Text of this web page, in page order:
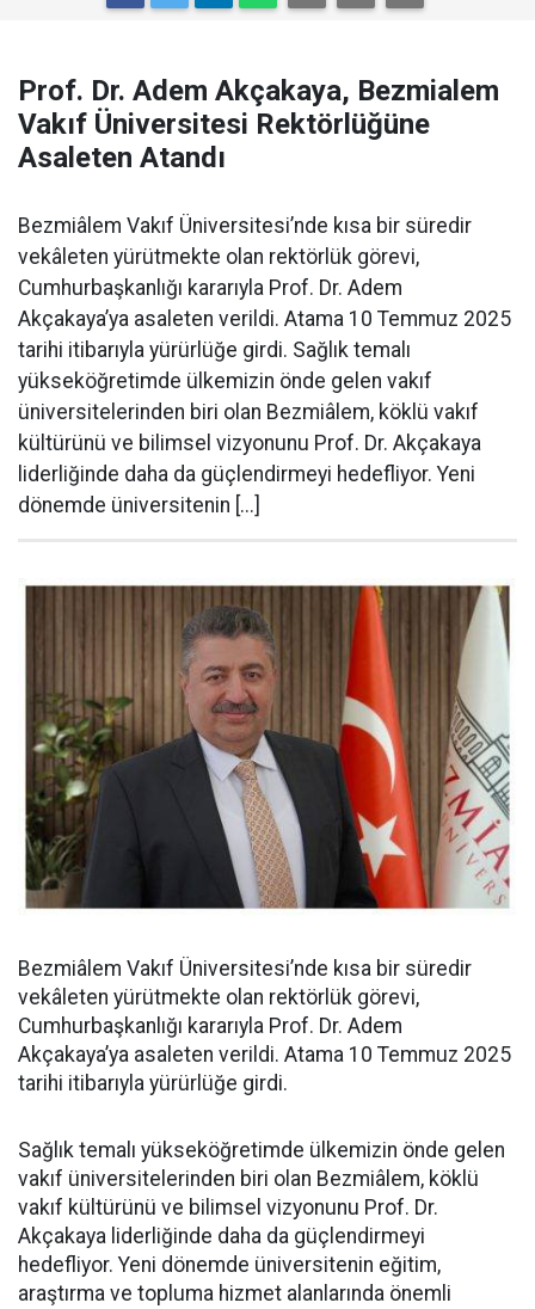
Prof. Dr. Adem Akçakaya, Bezmialem
Vakıf Üniversitesi Rektörlüğüne
Asaleten Atandı
Bezmiâlem Vakıf Üniversitesi’nde kısa bir süredir
vekâleten yürütmekte olan rektörlük görevi,
Cumhurbaşkanlığı kararıyla Prof. Dr. Adem
Akçakaya’ya asaleten verildi. Atama 10 Temmuz 2025
tarihi itibarıyla yürürlüğe girdi. Sağlık temalı
yükseköğretimde ülkemizin önde gelen vakıf
üniversitelerinden biri olan Bezmiâlem, köklü vakıf
kültürünü ve bilimsel vizyonunu Prof. Dr. Akçakaya
liderliğinde daha da güçlendirmeyi hedefliyor. Yeni
dönemde üniversitenin [...]
Bezmiâlem Vakıf Üniversitesi’nde kısa bir süredir
vekâleten yürütmekte olan rektörlük görevi,
Cumhurbaşkanlığı kararıyla Prof. Dr. Adem
Akçakaya’ya asaleten verildi. Atama 10 Temmuz 2025
tarihi itibarıyla yürürlüğe girdi.
Sağlık temalı yükseköğretimde ülkemizin önde gelen
vakıf üniversitelerinden biri olan Bezmiâlem, köklü
vakıf kültürünü ve bilimsel vizyonunu Prof. Dr.
Akçakaya liderliğinde daha da güçlendirmeyi
hedefliyor. Yeni dönemde üniversitenin eğitim,
araştırma ve topluma hizmet alanlarında önemli